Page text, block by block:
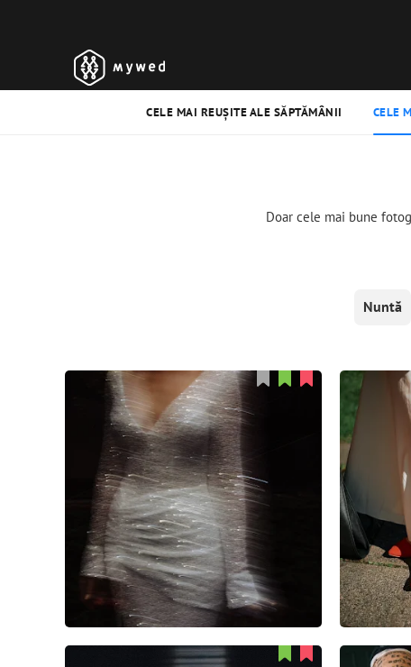
CELE MAI REUȘITE ALE SĂPTĂMÂNII CELE
Doar cele mai bune
Nuntă
Mika Alvarez
45 1 0